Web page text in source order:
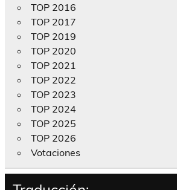
TOP 2016
TOP 2017
TOP 2019
TOP 2020
TOP 2021
TOP 2022
TOP 2023
TOP 2024
TOP 2025
TOP 2026
Votaciones